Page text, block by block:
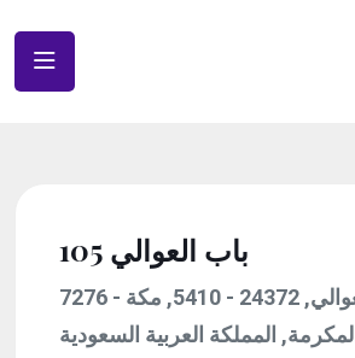
باب العوالي 105
7276 - حي العوالي, 24372 - 5410, مكة
المكرمة, المملكة العربية السعودية